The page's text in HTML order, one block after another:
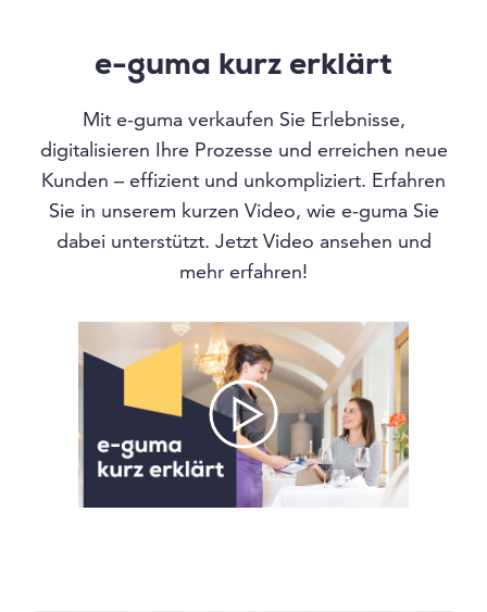
e-guma kurz erklärt
Mit e-guma verkaufen Sie Erlebnisse,
digitalisieren Ihre Prozesse und erreichen neue
Kunden – effizient und unkompliziert. Erfahren
Sie in unserem kurzen Video, wie e-guma Sie
dabei unterstützt. Jetzt Video ansehen und
mehr erfahren!